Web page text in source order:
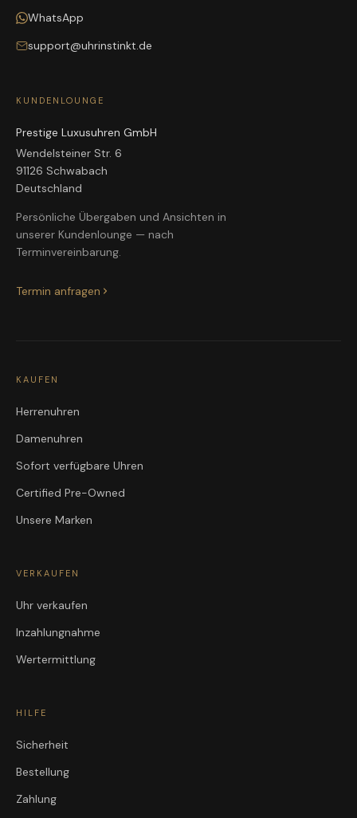
WhatsApp
support@uhrinstinkt.de
KUNDENLOUNGE
Prestige Luxusuhren GmbH
Wendelsteiner Str. 6
91126 Schwabach
Deutschland
Persönliche Übergaben und Ansichten in
unserer Kundenlounge — nach
Terminvereinbarung.
Termin anfragen
KAUFEN
Herrenuhren
Damenuhren
Sofort verfügbare Uhren
Certified Pre-Owned
Unsere Marken
VERKAUFEN
Uhr verkaufen
Inzahlungnahme
Wertermittlung
HILFE
Sicherheit
Bestellung
Zahlung